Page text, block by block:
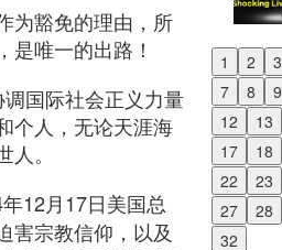
为豁免的理由，所
唯一的出路！
国际社会正义力量
个人，无论天涯海
。
12月17日美国总
害宗教信仰，以及
1 2 3
7
8 9
12
13
17
18
22
23
27
28
32
Previous
Next